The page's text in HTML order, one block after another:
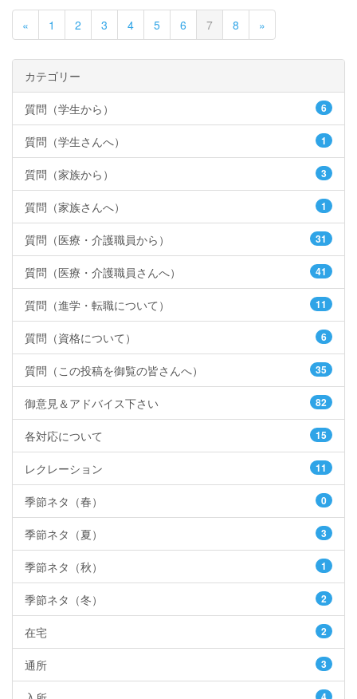
« 1 2 3 4 5 6 7 8 »
カテゴリー
質問（学生から） 6
質問（学生さんへ） 1
質問（家族から） 3
質問（家族さんへ） 1
質問（医療・介護職員から） 31
質問（医療・介護職員さんへ） 41
質問（進学・転職について） 11
質問（資格について） 6
質問（この投稿を御覧の皆さんへ） 35
御意見＆アドバイス下さい 82
各対応について 15
レクレーション 11
季節ネタ（春） 0
季節ネタ（夏） 3
季節ネタ（秋） 1
季節ネタ（冬） 2
在宅 2
通所 3